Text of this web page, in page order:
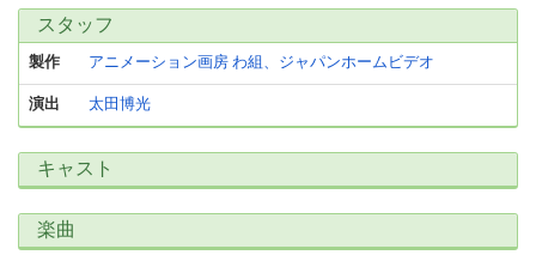
スタッフ
製作 アニメーション画房 わ組、ジャパンホームビデオ
演出 太田博光
キャスト
楽曲